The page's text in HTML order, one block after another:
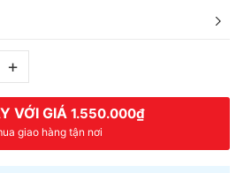
+
VỚI GIÁ 1.550.000₫
giao hàng tận nơi